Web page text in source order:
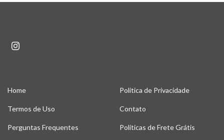
Home Politica de Privacidade
Termos de Uso Contato
Perguntas Frequentes Políticas de Frete Grátis